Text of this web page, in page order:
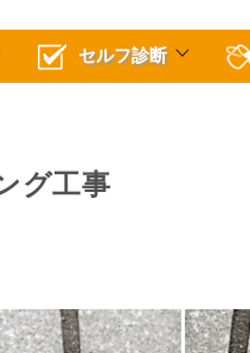
セルフ診断
グ工事